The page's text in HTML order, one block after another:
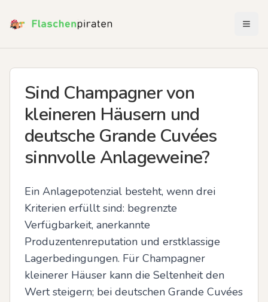
Sind Champagner von
kleineren Häusern und
deutsche Grande Cuvées
sinnvolle Anlageweine?
Ein Anlagepotenzial besteht, wenn drei
Kriterien erfüllt sind: begrenzte
Verfügbarkeit, anerkannte
Produzentenreputation und erstklassige
Lagerbedingungen. Für Champagner
kleinerer Häuser kann die Seltenheit den
Wert steigern; bei deutschen Grande Cuvées